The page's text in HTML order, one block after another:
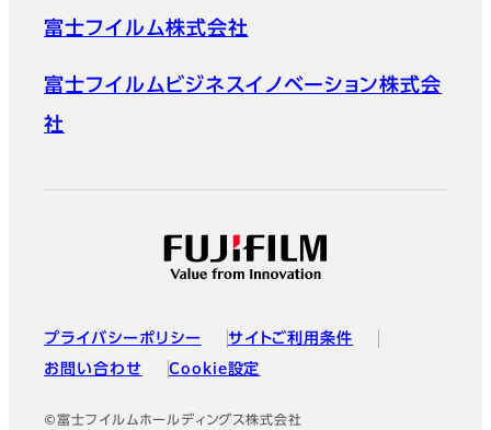
富士フイルム株式会社
富士フイルムビジネスイノベーション株式会
社
プライバシーポリシー
サイトご利用条件
お問い合わせ
Cookie設定
©富士フイルムホールディングス株式会社